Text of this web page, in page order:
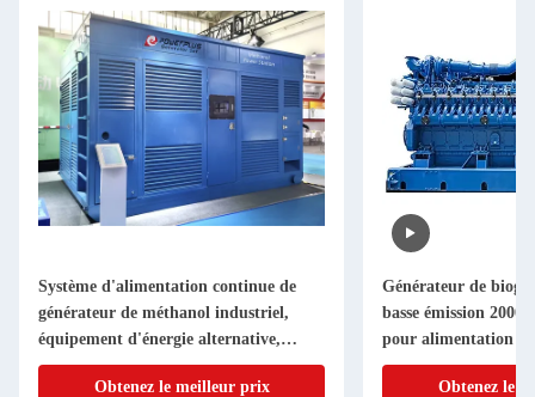
Système d'alimentation continue de
générateur de méthanol industriel,
équipement d'énergie alternative,
solution de secours à performance
Obtenez le meilleur prix
Générateur de
basse émission
pour alimentation
Obtenez le